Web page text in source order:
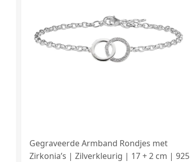
Gegraveerde Armband Rondjes met
Zirkonia’s | Zilverkleurig | 17 + 2 cm | 925